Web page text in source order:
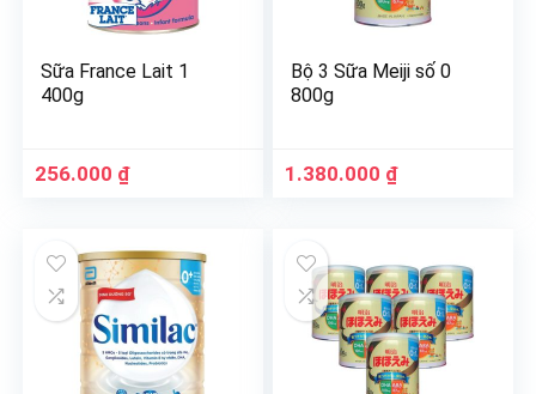
Sữa France Lait 1
400g
256.000 ₫
Bộ 3 Sữa Meiji số 0
800g
1.380.000 ₫